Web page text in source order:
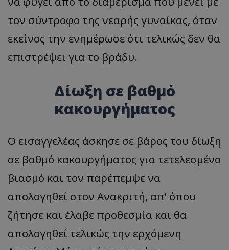
τον σύντροφο της νεαρής γυναίκας, όταν
εκείνος την ενημέρωσε ότι τελικώς δεν θα
επιστρέψει για το βράδυ.
Δίωξη σε βαθμό
κακουργήματος
Ο εισαγγελέας άσκησε σε βάρος του δίωξη
σε βαθμό κακουργήματος για τετελεσμένο
βιασμό και τον παρέπεμψε να
απολογηθεί στον Ανακριτή, απ’ όπου
ζήτησε και έλαβε προθεσμία και θα
απολογηθεί τελικώς την ερχόμενη